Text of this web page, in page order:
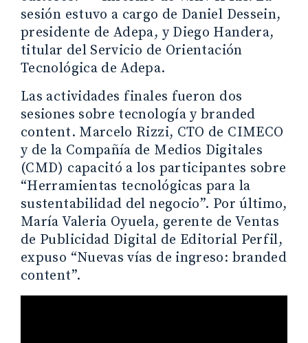
sesión estuvo a cargo de Daniel Dessein,
presidente de Adepa, y Diego Handera,
titular del Servicio de Orientación
Tecnológica de Adepa.
Las actividades finales fueron dos
sesiones sobre tecnología y branded
content. Marcelo Rizzi, CTO de CIMECO
y de la Compañía de Medios Digitales
(CMD) capacitó a los participantes sobre
“Herramientas tecnológicas para la
sustentabilidad del negocio”. Por último,
María Valeria Oyuela, gerente de Ventas
de Publicidad Digital de Editorial Perfil,
expuso “Nuevas vías de ingreso: branded
content”.